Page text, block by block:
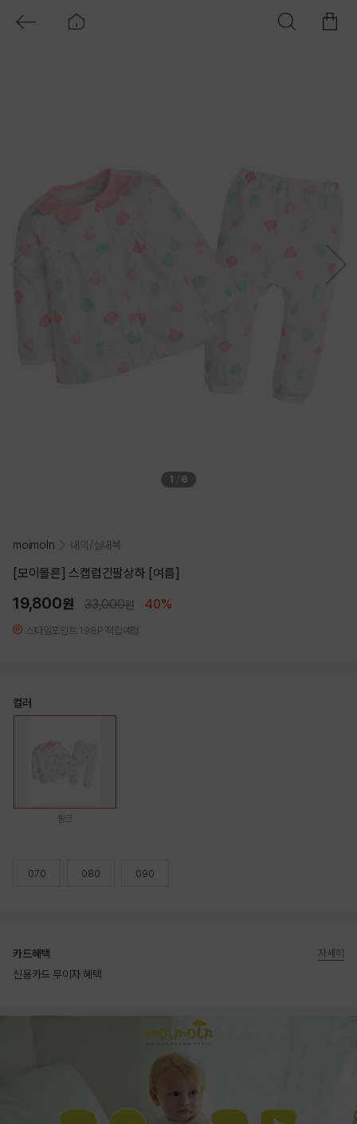
1 / 6
moimoln 내의/실내복
[모이몰른] 스캡럽긴팔상하 [여름]
19,800원 33,000원 40%
스타일포인트 198P 적립예정
컬러
핑크
070 080 090
카드혜택
신용카드 무이자 혜택
자세히